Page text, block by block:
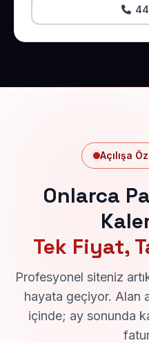
Açılışa
Onlarca
Tek Fiyat,
Profesyonel siteniz
hayata geçiyor. Alan
içinde; ay sonunda